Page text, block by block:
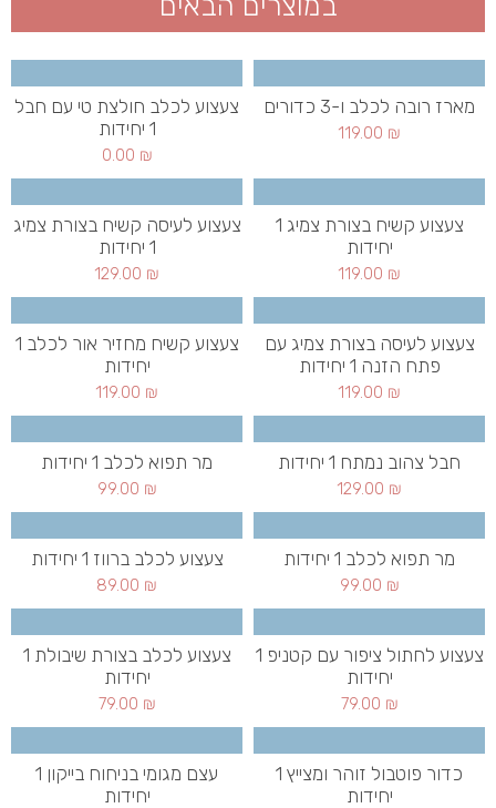
מארז רובה לכלב ו-3 כדורים
119.00 ₪
צעצוע לכלב חולצת טי עם חבל
1 יחידות
0.00 ₪
צעצוע קשיח בצורת צמיג 1
יחידות
119.00 ₪
צעצוע לעיסה קשיח בצורת צמיג
1 יחידות
129.00 ₪
צעצוע לעיסה בצורת צמיג עם
פתח הזנה 1 יחידות
119.00 ₪
צעצוע קשיח מחזיר אור לכלב 1
יחידות
119.00 ₪
חבל צהוב נמתח 1 יחידות
129.00 ₪
מר תפוא לכלב 1 יחידות
99.00 ₪
מר תפוא לכלב 1 יחידות
99.00 ₪
צעצוע לכלב ברווז 1 יחידות
89.00 ₪
צעצוע לחתול ציפור עם קטניפ 1
יחידות
79.00 ₪
צעצוע לכלב בצורת שיבולת 1
יחידות
79.00 ₪
כדור פוטבול זוהר ומצייץ 1
יחידות
עצם מגומי בניחוח בייקון 1
יחידות